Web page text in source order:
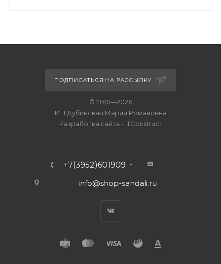
ПОДПИСАТЬСЯ НА РАССЫЛКУ
© 2001—2026
ИП Дубинская Мария Романовна
Разработка сайта - ITConstruct
+7(3952)601909
info@shop-sandali.ru